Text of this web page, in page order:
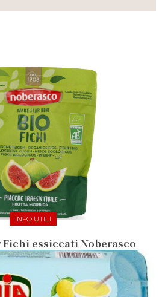
INFO UTILI
essiccati Noberasco